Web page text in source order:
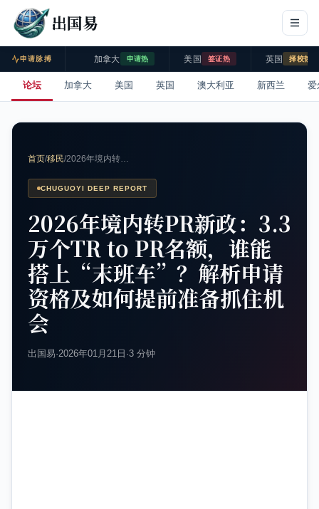
出国易
申请脉搏 加拿大 申请热 美国 签证热 英国 择校热
论坛 加拿大 美国 英国 澳大利亚 新西兰 爱
首页/移民/2026年境内转…
CHUGUOYI DEEP REPORT
2026年境内转PR新政：3.3
万个TR to PR名额，谁能
搭上“末班车”？解析申请
资格及如何提前准备抓住机
会
出国易·2026年01月21日 ·3 分钟